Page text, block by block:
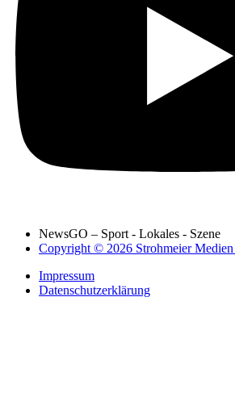
NewsGO – Sport - Lokales - Szene
Copyright © 2026 Strohmeier Medien
Impressum
Datenschutzerklärung